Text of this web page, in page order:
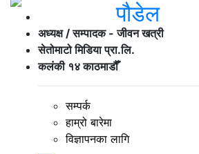
पौडेल
अध्यक्ष / सम्पादक - जीवन खत्री
सेतोमाटो मिडिया प्रा.लि.
कलंकी १४ काठमाडौँ
सम्पर्क
हाम्रो बारेमा
विज्ञापनका लागि